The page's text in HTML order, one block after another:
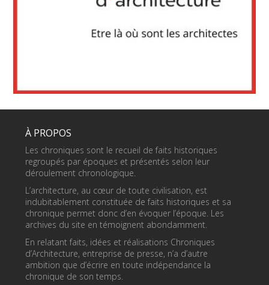
À PROPOS
Les chroniques sont le recueil de faits historiques
regroupés par époques et présentés selon leur
déroulement chronologique.
L’architecture, au cœur de toute civilisation, est
indubitablement constituée de faits historiques et sa
chronique permet donc d’en évoquer l’époque. Les
archives du site en témoignent abondamment.
En relatant faits, idées et réalisations Chroniques
d’Architecture, entreprise de presse, n’a d’autre
ambition que d’écrire en toute indépendance la
chronique de son temps.